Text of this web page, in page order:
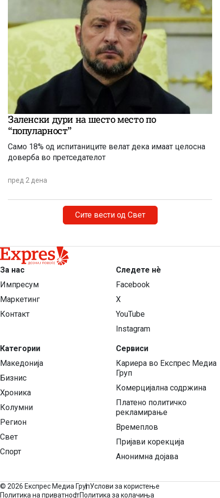
Заленски дури на шесто место по
“популарност”
Само 18% од испитаниците велат дека имаат целосна
доверба во претседателот
пред 2 дена
Сите вести од Свет
За нас
Импресум
Маркетинг
Контакт
Категории
Македонија
Бизнис
Хроника
Колумни
Регион
Свет
Спорт
Следете нѐ
Facebook
X
YouTube
Instagram
Сервиси
Кариера во Експрес Медиа
Груп
Комерцијална содржина
Платено политичко
рекламирање
Времеплов
Пријави корекција
Анонимна дојава
© 2026 Експрес Медиа ГрупУслови за користење
Политика на приватностПолитика за колачиња